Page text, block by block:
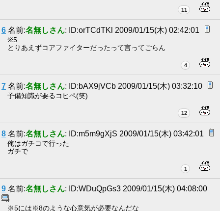
11
6 名前:名無しさん: ID:orTCdTKl 2009/01/15(木) 02:42:01
※5
とりあえずコアファイターだったって言ってごらん
4
7 名前:名無しさん: ID:bAX9jVCb 2009/01/15(木) 03:32:10
予備知識が要るコピペ(笑)
12
8 名前:名無しさん: ID:m5m9gXjS 2009/01/15(木) 03:42:01
俺はガチコで行った
ガチで
1
9 名前:名無しさん: ID:WDuQpGs3 2009/01/15(木) 04:08:00
※5には※8のような心意気が必要なんだな